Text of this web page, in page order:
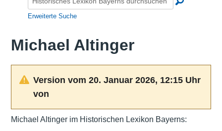
Erweiterte Suche
Michael Altinger
Version vom 20. Januar 2026, 12:15 Uhr
von
Michael Altinger im Historischen Lexikon Bayerns: